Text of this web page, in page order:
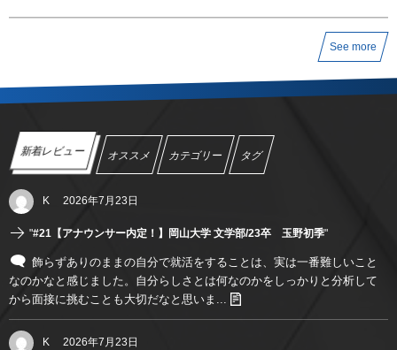
See more
新着レビュー オススメ カテゴリー タグ
K 2026年7月23日
"#21【アナウンサー内定！】岡山大学 文学部/23卒 玉野初季"
飾らずありのままの自分で就活をすることは、実は一番難しいこと
なのかなと感じました。自分らしさとは何なのかをしっかりと分析して
から面接に挑むことも大切だなと思いま...
K 2026年7月23日